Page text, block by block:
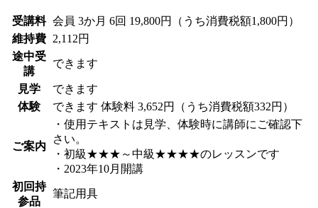
受講料 会員 3か月 6回 19,800円（うち消費税額1,800円）
維持費
2,112円
途中受
講
できます
見学
できます
体験
できます 体験料 3,652円（うち消費税額332円）
ご案内
・使用テキストは見学、体験時に講師にご確認下
さい。
・初級★★★～中級★★★★のレッスンです
・2023年10月開講
初回持
参品
筆記用具